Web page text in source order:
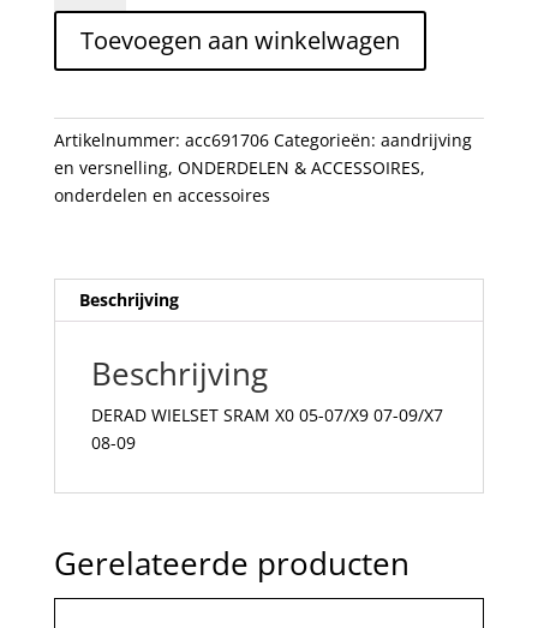
SRAM
05-
07-
09/X7
08-
09
Toevoegen aan winkelwagen
Artikelnummer: acc691706 Categorieën: aandrijving
en versnelling, ONDERDELEN & ACCESSOIRES,
onderdelen en accessoires
Beschrijving
Beschrijving
DERAD WIELSET SRAM X0 05-07/X9 07-09/X7
08-09
Gerelateerde producten